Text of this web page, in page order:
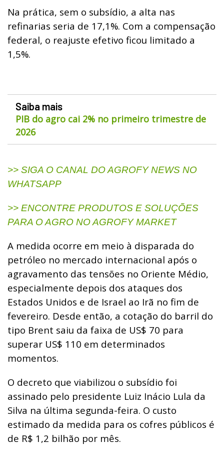
Na prática, sem o subsídio, a alta nas
refinarias seria de 17,1%. Com a compensação
federal, o reajuste efetivo ficou limitado a
1,5%.
Saiba mais
PIB do agro cai 2% no primeiro trimestre de
2026
>> SIGA O CANAL DO AGROFY NEWS NO
WHATSAPP
>> ENCONTRE PRODUTOS E SOLUÇÕES
PARA O AGRO NO AGROFY MARKET
A medida ocorre em meio à disparada do
petróleo no mercado internacional após o
agravamento das tensões no Oriente Médio,
especialmente depois dos ataques dos
Estados Unidos e de Israel ao Irã no fim de
fevereiro. Desde então, a cotação do barril do
tipo Brent saiu da faixa de US$ 70 para
superar US$ 110 em determinados
momentos.
O decreto que viabilizou o subsídio foi
assinado pelo presidente Luiz Inácio Lula da
Silva na última segunda-feira. O custo
estimado da medida para os cofres públicos é
de R$ 1,2 bilhão por mês.